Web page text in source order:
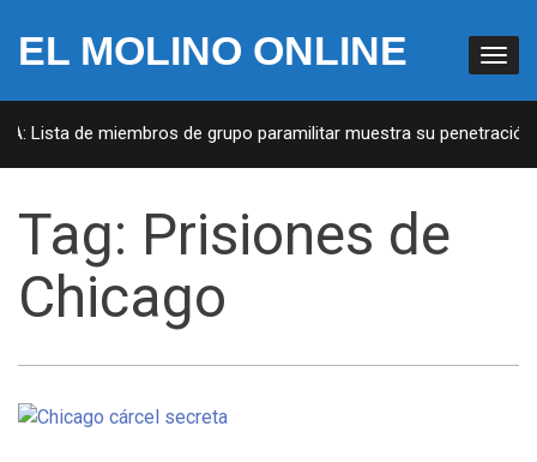
EL MOLINO ONLINE
Lista de miembros de grupo paramilitar muestra su penetración
Tag: Prisiones de
Chicago